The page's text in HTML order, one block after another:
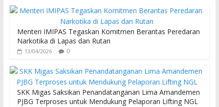
Menteri IMIPAS Tegaskan Komitmen Berantas Peredaran
Narkotika di Lapas dan Rutan
13/04/2026 0
SKK Migas Saksikan Penandatanganan Lima Amandemen
PJBG Terproses untuk Mendukung Pelaporan Lifting NGL